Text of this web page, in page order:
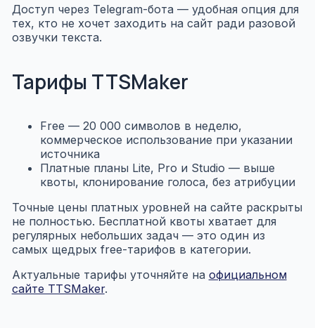
Доступ через Telegram-бота — удобная опция для
тех, кто не хочет заходить на сайт ради разовой
озвучки текста.
Тарифы TTSMaker
Free — 20 000 символов в неделю,
коммерческое использование при указании
источника
Платные планы Lite, Pro и Studio — выше
квоты, клонирование голоса, без атрибуции
Точные цены платных уровней на сайте раскрыты
не полностью. Бесплатной квоты хватает для
регулярных небольших задач — это один из
самых щедрых free-тарифов в категории.
Актуальные тарифы уточняйте на официальном
сайте TTSMaker.